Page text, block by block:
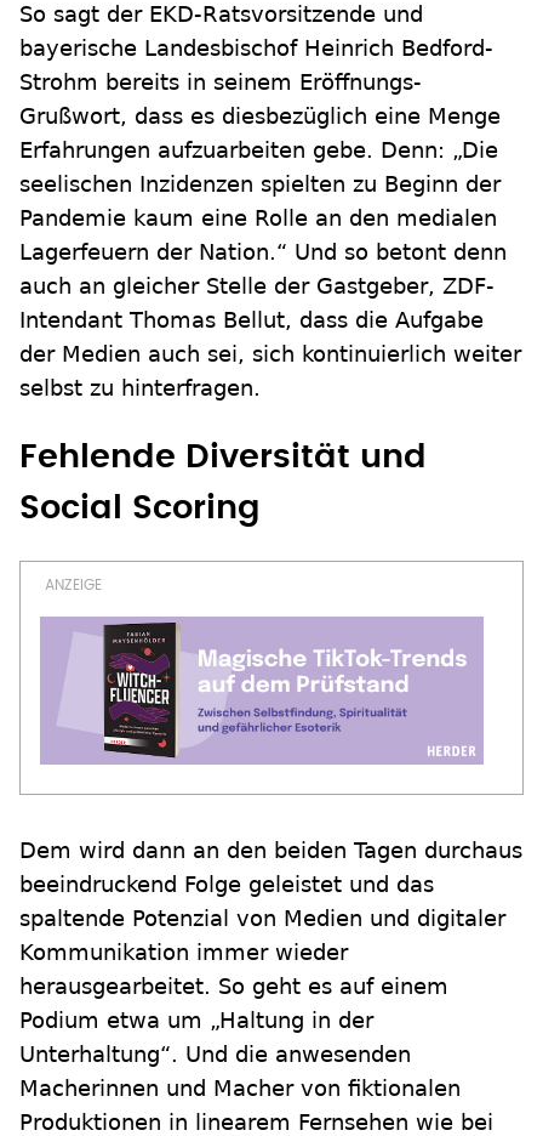
So sagt der EKD-Ratsvorsitzende und
bayerische Landesbischof Heinrich Bedford-
Strohm bereits in seinem Eröffnungs-
Grußwort, dass es diesbezüglich eine Menge
Erfahrungen aufzuarbeiten gebe. Denn: „Die
seelischen Inzidenzen spielten zu Beginn der
Pandemie kaum eine Rolle an den medialen
Lagerfeuern der Nation.“ Und so betont denn
auch an gleicher Stelle der Gastgeber, ZDF-
Intendant Thomas Bellut, dass die Aufgabe
der Medien auch sei, sich kontinuierlich weiter
selbst zu hinterfragen.
Fehlende Diversität und
Social Scoring
Dem wird dann an den beiden Tagen durchaus
beeindruckend Folge geleistet und das
spaltende Potenzial von Medien und digitaler
Kommunikation immer wieder
herausgearbeitet. So geht es auf einem
Podium etwa um „Haltung in der
Unterhaltung“. Und die anwesenden
Macherinnen und Macher von fiktionalen
Produktionen in linearem Fernsehen wie bei